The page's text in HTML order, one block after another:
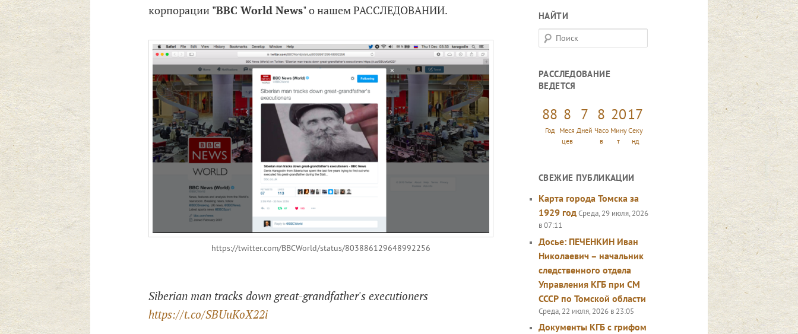
корпорации "BBC World News" о нашем РАССЛЕДОВАНИИ.
https://twitter.com/BBCWorld/status/803886129648992256
Siberian man tracks down great-grandfather's executioners
https://t.co/SBUuKoX22i
НАЙТИ
П
о
с
к
РАССЛЕДОВАНИЕ
ВЕДЕТСЯ
88
Год
8
Меся
цев
7
Дней
8
Часо
в
20
Мину
т
18
Секу
нд
СВЕЖИЕ ПУБЛИКАЦИИ
Карта города Томска за
1929 годСреда, 29 июля, 2026
в 07:11
Досье: ПЕЧЕНКИН Иван
Николаевич – начальник
следственного отдела
Управления КГБ при СМ
СССР по Томской области
Среда, 22 июля, 2026 в 23:05
Документы КГБ с грифом